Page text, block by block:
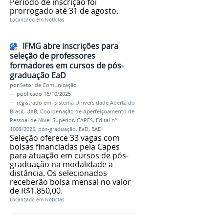
prorrogado até 31 de agosto.
Localizado em Notícias
IFMG abre inscrições para
seleção de professores
formadores em cursos de pós-
graduação EaD
porSetor de Comunicação
— publicado 16/10/2025
— registrado em: Sistema Universidade Aberta do
Brasil, UAB, Coordenação de Aperfeiçoamento de
Pessoal de Nível Superior, CAPES, Edital nº
1003/2025, pós-graduação, EaD, EAD
Seleção oferece 33 vagas com
bolsas financiadas pela Capes
para atuação em cursos de pós-
graduação na modalidade a
distância. Os selecionados
receberão bolsa mensal no valor
de R$1.850,00.
Localizado em Notícias